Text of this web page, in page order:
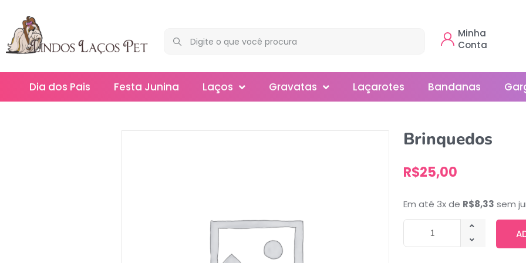
Minha
Conta
Dia dos Pais Festa Junina Laços
Slim
Gravatas Laçarotes Bandanas
Brinquedos
R$25,00
Em até 3x de R$8,33 sem